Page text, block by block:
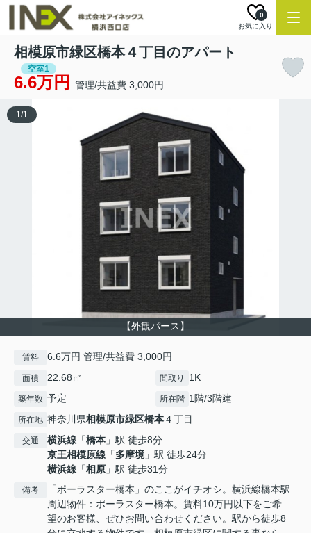
お気に入り
0
相模原市緑区橋本４丁目のアパート
空室1
6.6万円 管理/共益費 3,000円
【外観パース】
1/1
賃料 6.6万円 管理/共益費 3,000円
面積 22.68㎡ 間取り 1K
築年数 予定 所在階 1階/3階建
所在地 神奈川県相模原市緑区橋本４丁目
交通 横浜線 「橋本 」駅 徒歩8分
京王相模原線 「多摩境」駅 徒歩24分
横浜線 「相原 」駅 徒歩31分
備考
「ポーラスター橋本」のここがイチオシ。横浜線橋本駅
周辺物件：ポーラスター橋本。賃料10万円以下をご希
望のお客様、ぜひお問い合わせください。駅から徒歩8